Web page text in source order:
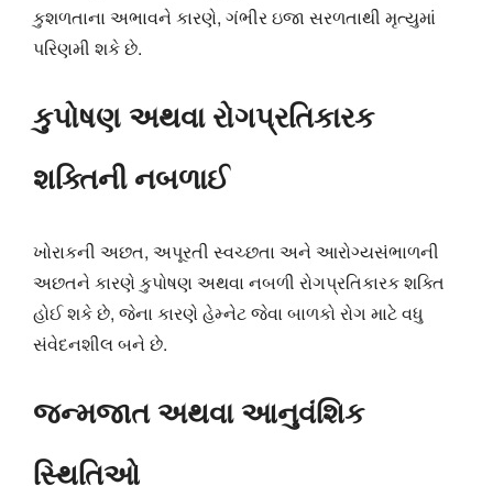
કુશળતાના અભાવને કારણે, ગંભીર ઇજા સરળતાથી મૃત્યુમાં
પરિણમી શકે છે.
કુપોષણ અથવા રોગપ્રતિકારક
શક્તિની નબળાઈ
ખોરાકની અછત, અપૂરતી સ્વચ્છતા અને આરોગ્યસંભાળની
અછતને કારણે કુપોષણ અથવા નબળી રોગપ્રતિકારક શક્તિ
હોઈ શકે છે, જેના કારણે હેમ્નેટ જેવા બાળકો રોગ માટે વધુ
સંવેદનશીલ બને છે.
જન્મજાત અથવા આનુવંશિક
સ્થિતિઓ